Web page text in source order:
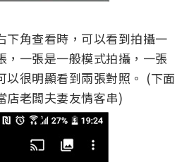
下角查看時，可以看到拍攝一
，一張是一般模式拍攝，一張
以很明顯看到兩張對照。 (下面
店老闆夫妻友情客串)